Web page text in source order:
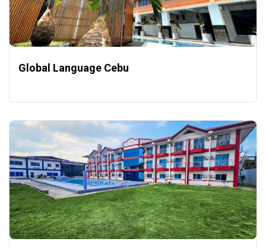
Global Language Cebu